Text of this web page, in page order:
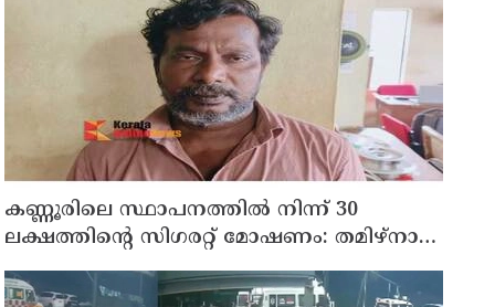
കണ്ണൂരിലെ സ്ഥാപനത്തിൽ നിന്ന് 30
ലക്ഷത്തിന്റെ സിഗരറ്റ് മോഷണം: തമിഴ്‌നാട്
സ്വദേശിയായ സെയിൽസ്മാൻ
തെങ്കാശിയിൽ പിടിയിൽ